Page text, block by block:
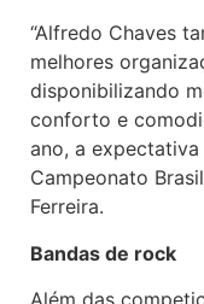
“Alfredo Chaves
melhores
disponibilizando
conforto e
ano, a
Campeonato
Ferreira.
Bandas de rock